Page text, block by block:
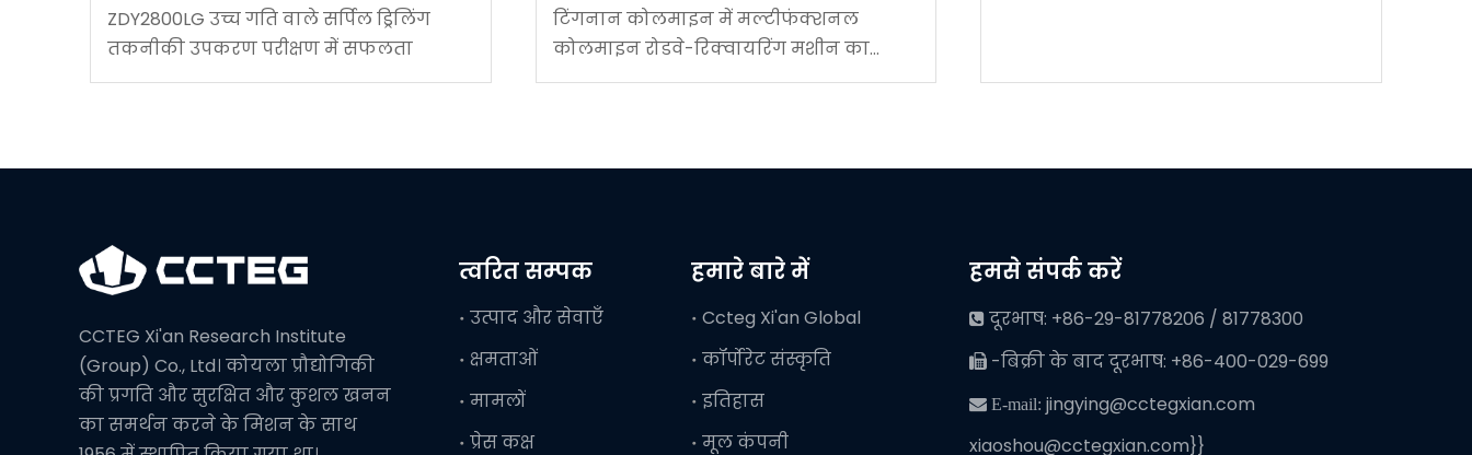
ZDY2800LG उच्च गति वाले सर्पिल ड्रिलिंग
तकनीकी उपकरण परीक्षण में सफलता
टिंगनान कोलमाइन में मल्टीफंक्शनल
कोलमाइन रोडवे-रिक्वायरिंग मशीन का
सफल अनुप्रयोग
CCTEG Xi'an Research Institute
(Group) Co., Ltd। कोयला प्रौद्योगिकी
की प्रगति और सुरक्षित और कुशल खनन
का समर्थन करने के मिशन के साथ
त्वरित सम्पक
उत्पाद और सेवाएँ
क्षमताओं
मामलों
प्रेस कक्ष
हमारे बारे में
Ccteg Xi'an Global
कॉर्पोरेट संस्कृति
इतिहास
मूल कंपनी
हमसे संपर्क करें
 दूरभाष: +86-29-81778206 / 81778300
 -बिक्री के बाद दूरभाष: +86-400-029-699
 E-mail:jingying@cctegxian.com
xiaoshou@cctegxian.com}}